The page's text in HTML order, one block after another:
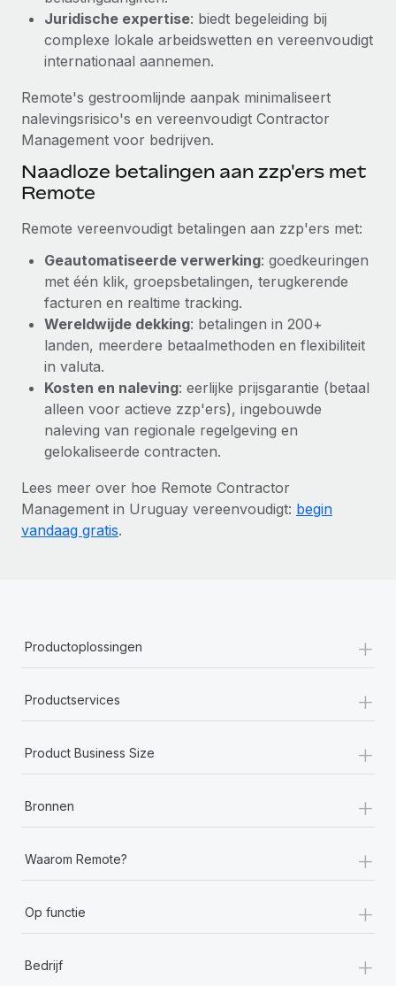
Hoe Phiture 55 werknemers in 19 landen
beheert met Remote
mobiele groeiadviessector, zet zich sinds 2016...
Meer informatie
Juridische expertise: biedt begeleiding bij
complexe lokale arbeidswetten en vereenvoudigt
internationaal aannemen.
Remote's gestroomlijnde aanpak minimaliseert
nalevingsrisico's en vereenvoudigt Contractor
Management voor bedrijven.
Naadloze betalingen aan zzp'ers met
Remote
Remote vereenvoudigt betalingen aan zzp'ers met:
Geautomatiseerde verwerking: goedkeuringen
met één klik, groepsbetalingen, terugkerende
facturen en realtime tracking.
Wereldwijde dekking: betalingen in 200+
landen, meerdere betaalmethoden en flexibiliteit
in valuta.
Kosten en naleving: eerlijke prijsgarantie (betaal
alleen voor actieve zzp'ers), ingebouwde
naleving van regionale regelgeving en
gelokaliseerde contracten.
Lees meer over hoe Remote Contractor
Management in Uruguay vereenvoudigt: begin
vandaag gratis.
Productoplossingen +
Productservices +
Product Business Size +
Bronnen +
Waarom Remote? +
Op functie +
Bedrijf +